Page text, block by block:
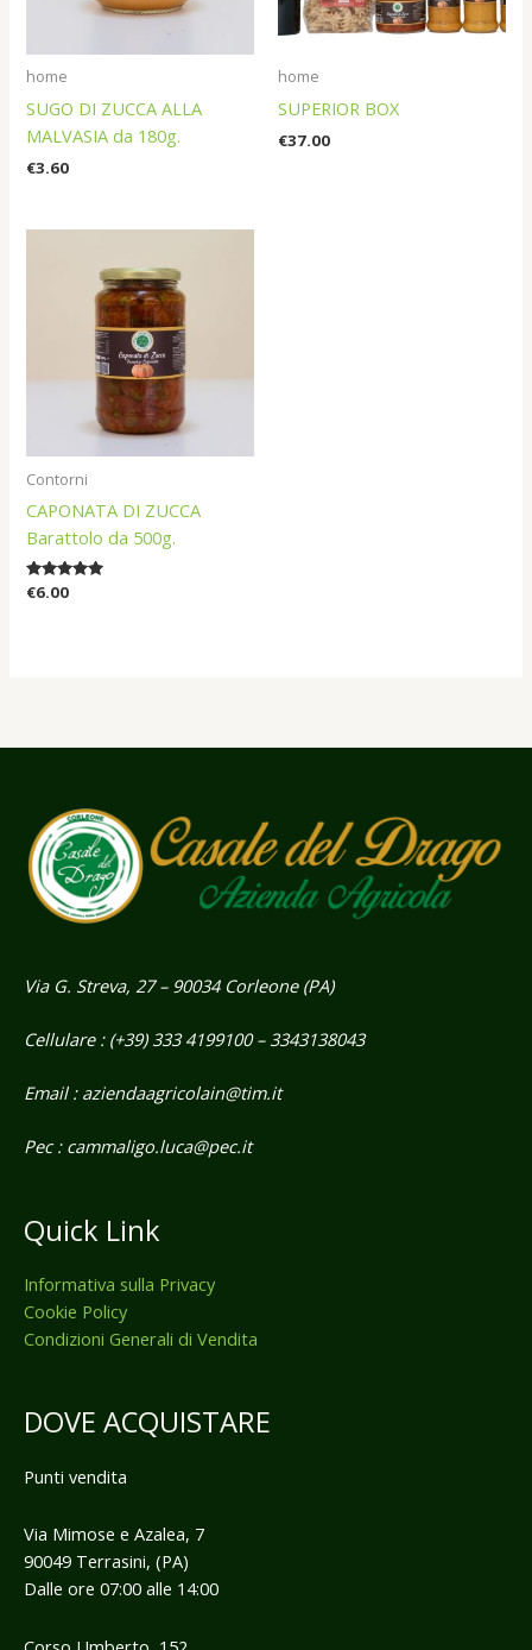
home
SUGO DI ZUCCA ALLA
MALVASIA da 180g.
€3.60
home
SUPERIOR BOX
€37.00
Contorni
CAPONATA DI ZUCCA
Barattolo da 500g.
Valutato
€6.00
Via G. Streva, 27 – 90034 Corleone (PA)
Cellulare : (+39) 333 4199100 – 3343138043
Email : aziendaagricolain@tim.it
Pec : cammaligo.luca@pec.it
Quick Link
Informativa sulla Privacy
Cookie Policy
Condizioni Generali di Vendita
DOVE ACQUISTARE
Punti vendita
Via Mimose e Azalea, 7
90049 Terrasini, (PA)
Dalle ore 07:00 alle 14:00